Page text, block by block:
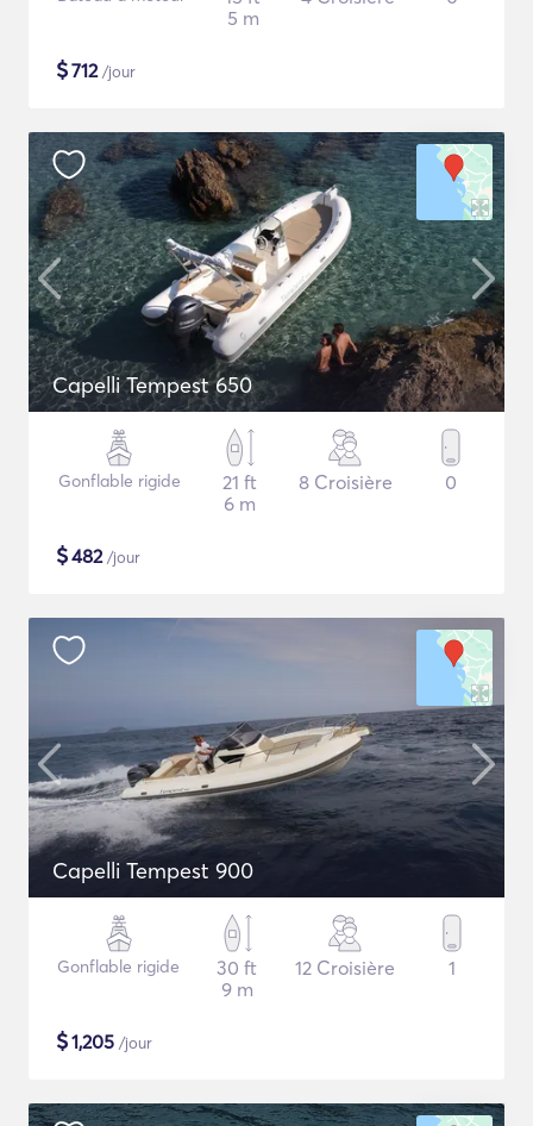
5 m
$712/jour
Capelli Tempest 650
Gonflable rigide
21 ft
6 m
8 Croisière 0
$482/jour
Capelli Tempest 900
Gonflable rigide
30 ft
9 m
12 Croisière 1
$1,205 /jour